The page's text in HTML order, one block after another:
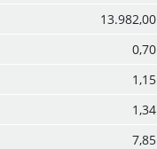
13.982,00
0,70
1,15
1,34
7,85